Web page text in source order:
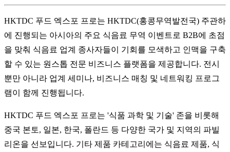
HKTDC 푸드 엑스포 프로는 HKTDC(홍콩무역발전국) 주관하
에 진행되는 아시아의 주요 식음료 무역 이벤트로 B2B에 초점
을 맞춰 식음료 업계 종사자들이 기회를 모색하고 인맥을 구축
할 수 있는 원스톱 전문 비즈니스 플랫폼을 제공합니다. 전시
뿐만 아니라 업계 세미나, 비즈니스 매칭 및 네트워킹 프로그
램이 함께 진행됩니다.
HKTDC 푸드 엑스포 프로는 '식품 과학 및 기술' 존을 비롯해
중국 본토, 일본, 한국, 폴란드 등 다양한 국가 및 지역의 파빌
리온을 선보입니다. 기타 제품 카테고리에는 식음료 제품, 식